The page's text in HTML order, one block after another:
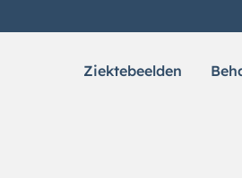
Ziektebeelden